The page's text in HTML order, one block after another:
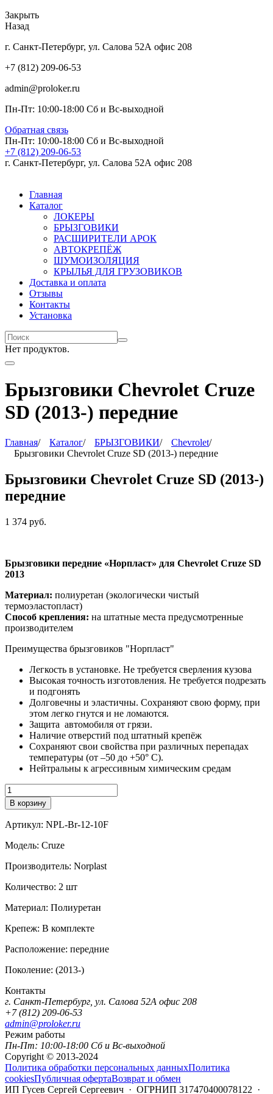
Закрыть
Назад
г. Санкт-Петербург, ул. Салова 52А офис 208
+7 (812) 209-06-53
admin@proloker.ru
Пн-Пт: 10:00-18:00 Сб и Вс-выходной
Обратная связь
Пн-Пт: 10:00-18:00 Сб и Вс-выходной
+7 (812) 209-06-53
г. Санкт-Петербург, ул. Салова 52А офис 208
Главная
Каталог
ЛОКЕРЫ
БРЫЗГОВИКИ
РАСШИРИТЕЛИ АРОК
АВТОКРЕПЁЖ
ШУМОИЗОЛЯЦИЯ
КРЫЛЬЯ ДЛЯ ГРУЗОВИКОВ
Доставка и оплата
Отзывы
Контакты
Установка
Нет продуктов.
Брызговики Chevrolet Cruze
SD (2013-) передние
Главная/ Каталог/ БРЫЗГОВИКИ/ Chevrolet/
Брызговики Chevrolet Cruze SD (2013-) передние
Брызговики Chevrolet Cruze SD (2013-)
передние
1 374 руб.
Брызговики передние «Норпласт» для Chevrolet Cruze SD
2013
Материал: полиуретан (экологически чистый
термоэластопласт)
Способ крепления: на штатные места предусмотренные
производителем
Преимущества брызговиков "Норпласт"
Легкость в установке. Не требуется сверления кузова
Высокая точность изготовления. Не требуется подрезать
и подгонять
Долговечны и эластичны. Сохраняют свою форму, при
этом легко гнутся и не ломаются.
Защита автомобиля от грязи.
Наличие отверстий под штатный крепёж
Сохраняют свои свойства при различных перепадах
температуры (от –50 до +50° С).
Нейтральны к агрессивным химическим средам
Количество
В корзину
Артикул: NPL-Br-12-10F
Модель: Cruze
Производитель: Norplast
Количество: 2 шт
Материал: Полиуретан
Крепеж: В комплекте
Расположение: передние
Поколение: (2013-)
Контакты
г. Санкт-Петербург, ул. Салова 52А офис 208
+7 (812) 209-06-53
admin@proloker.ru
Режим работы
Пн-Пт: 10:00-18:00 Сб и Вс-выходной
Copyright © 2013-2024
Политика обработки персональных данныхПолитика
cookiesПубличная офертаВозврат и обмен
ИП Гусев Сергей Сергеевич · ОГРНИП 317470400078122 ·